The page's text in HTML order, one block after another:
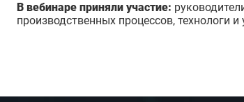
В вебинаре приняли участие:
производственных процессов, технологи